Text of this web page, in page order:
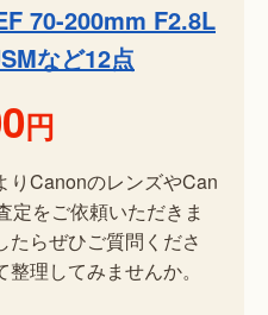
70-200mm F2.8L
など12点
円
りCanonのレンズやCan
定をご依頼いただきま
たらぜひご質問くださ
理してみませんか。